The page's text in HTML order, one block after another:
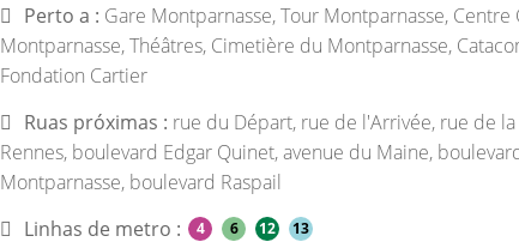
Perto a : Gare Montparnasse, Tour Montparnasse, Centre
Montparnasse, Théâtres, Cimetière du Montparnasse,
Fondation Cartier
Ruas próximas : rue du Départ, rue de l'Arrivée, rue de
Rennes, boulevard Edgar Quinet, avenue du Maine,
Montparnasse, boulevard Raspail
Linhas de metro :
4 6 12 13